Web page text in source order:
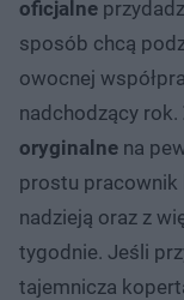
oficjalne
sposób chcą
owocnej
nadchodzący rok.
oryginalne na
prostu pracownik
nadzieją oraz z
tygodnie. Jeśli
tajemnicza